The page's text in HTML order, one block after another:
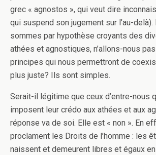
grec « agnostos », qui veut dire
qui suspend son jugement sur l’au-delà).
sommes par hypothèse croyants des
athées et agnostiques, n’allons-nous
principes qui nous permettront de
plus juste? Ils sont simples.
Serait-il légitime que ceux d’entre-nous
imposent leur crédo aux athées et aux
réponse va de soi. Elle est « non ». En
proclament les Droits de l’homme : les
naissent et demeurent libres et égaux